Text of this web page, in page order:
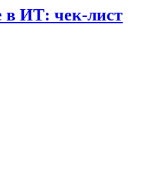
в ИТ: чек-лист